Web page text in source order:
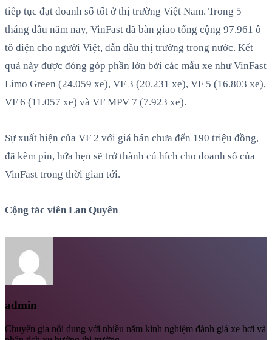
tiếp tục đạt doanh số tốt ở thị trường Việt Nam. Trong 5
tháng đầu năm nay, VinFast đã bàn giao tổng cộng 97.961 ô
tô điện cho người Việt, dẫn đầu thị trường trong nước. Kết
quả này được đóng góp phần lớn bởi các mẫu xe như VinFast
Limo Green (24.059 xe), VF 3 (20.231 xe), VF 5 (16.803 xe),
VF 6 (11.057 xe) và VF MPV 7 (7.923 xe).
Sự xuất hiện của VF 2 với giá bán chưa đến 190 triệu đồng,
đã kèm pin, hứa hẹn sẽ trở thành cú hích cho doanh số của
VinFast trong thời gian tới.
Cộng tác viên Lan Quyên
admin
Chuyên gia nội dung với nhiều năm kinh nghiệm đánh giá xe hơi và